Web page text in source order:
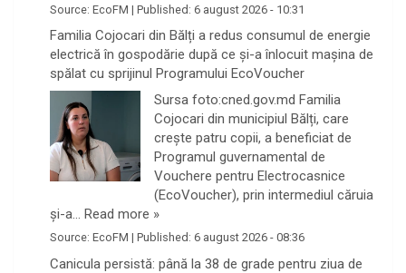
Source: EcoFM | Published: 6 august 2026 - 10:31
Familia Cojocari din Bălți a redus consumul de energie
electrică în gospodărie după ce și-a înlocuit mașina de
spălat cu sprijinul Programului EcoVoucher
Sursa foto:cned.gov.md Familia
Cojocari din municipiul Bălți, care
crește patru copii, a beneficiat de
Programul guvernamental de
Vouchere pentru Electrocasnice
(EcoVoucher), prin intermediul căruia
și-a… Read more »
Source: EcoFM | Published: 6 august 2026 - 08:36
Canicula persistă: până la 38 de grade pentru ziua de